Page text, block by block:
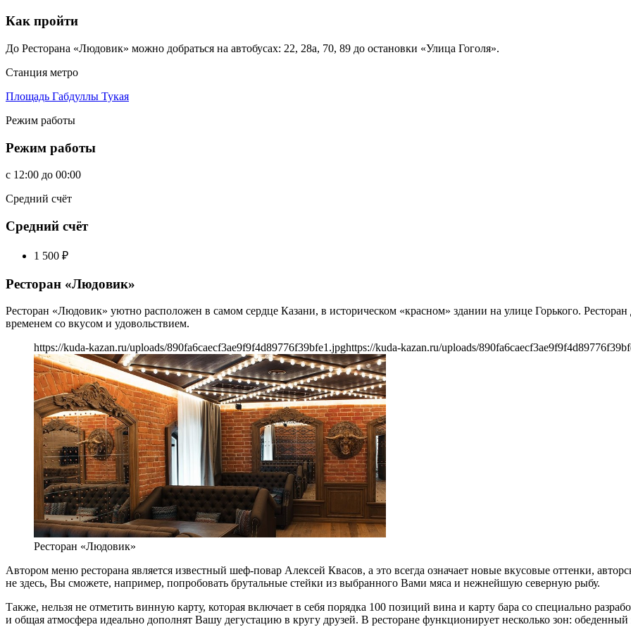
Как пройти
До Ресторана «Людовик» можно добраться на автобусах: 22, 28а, 70, 89 до остановки «Улица Гоголя».
Станция метро
Площадь Габдуллы Тукая
Режим работы
Режим работы
c 12:00 до 00:00
Средний счёт
Средний счёт
1 500 ₽
Ресторан «Людовик»
Ресторан «Людовик» уютно расположен в самом сердце Казани, в историческом «красном» здании на улице Горького.
временем со вкусом и удовольствием.
https://kuda-kazan.ru/uploads/890fa6caecf3ae9f9f4d89776f39bfe1.jpghttps://kuda-kazan.ru/uploads/
Ресторан «Людовик»
Автором меню ресторана является известный шеф-повар Алексей Квасов, а это всегда означает новые вкусовые оттенки,
не здесь, Вы сможете, например, попробовать брутальные стейки из выбранного Вами мяса и нежнейшую северную рыбу.
Также, нельзя не отметить винную карту, которая включает в себя порядка 100 позиций вина и карту бара со специально
и общая атмосфера идеально дополнят Вашу дегустацию в кругу друзей. В ресторане функционирует несколько зон: